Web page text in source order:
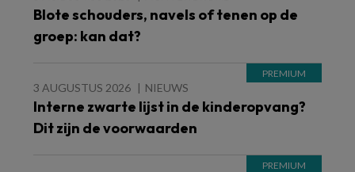
Blote schouders, navels of tenen op de
groep: kan dat?
3 AUGUSTUS 2026 NIEUWS
Interne zwarte lijst in de kinderopvang?
Dit zijn de voorwaarden